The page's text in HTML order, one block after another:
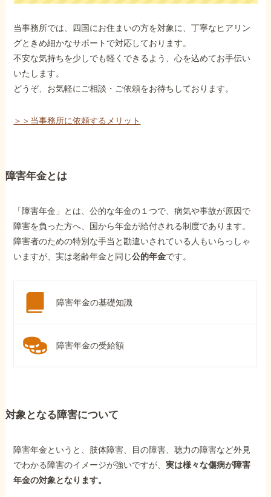
当事務所では、四国にお住まいの方を対象に、丁寧なヒアリン
グときめ細かなサポートで対応しております。
不安な気持ちを少しでも軽くできるよう、心を込めてお手伝い
いたします。
どうぞ、お気軽にご相談・ご依頼をお待ちしております。
＞＞当事務所に依頼するメリット
障害年金とは
「障害年金」とは、公的な年金の１つで、病気や事故が原因で
障害を負った方へ、国から年金が給付される制度であります。
障害者のための特別な手当と勘違いされている人もいらっしゃ
いますが、実は老齢年金と同じ公的年金です。
障害年金の基礎知識
障害年金の受給額
対象となる障害について
障害年金というと、肢体障害、目の障害、聴力の障害など外見
でわかる障害のイメージが強いですが、実は様々な傷病が障害
年金の対象となります。